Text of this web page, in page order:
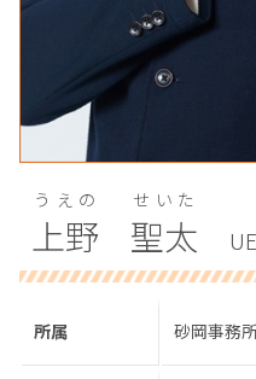
上野
うえの
聖太
せいた
所属 砂岡事務